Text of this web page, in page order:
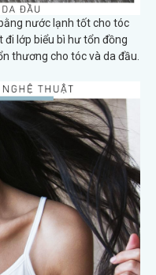
nước lạnh tốt cho tóc
đi lớp biểu bì hư tổn đồng
thương cho tóc và da đầu.